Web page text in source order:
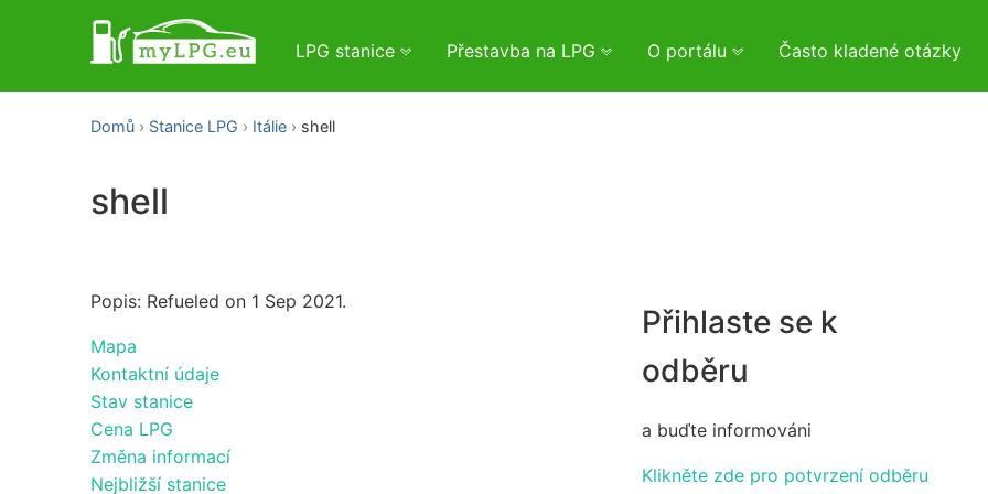
LPG stanice Přestavba na LPG O portálu Často kladené otázky
Domů Stanice LPG Itálie shell
shell
Popis: Refueled on 1 Sep 2021.
Mapa
Kontaktní údaje
Stav stanice
Cena LPG
Změna informací
Nejbližší stanice
Přihlaste se k
odběru
a buďte informováni
Klikněte zde pro potvrzení odběru